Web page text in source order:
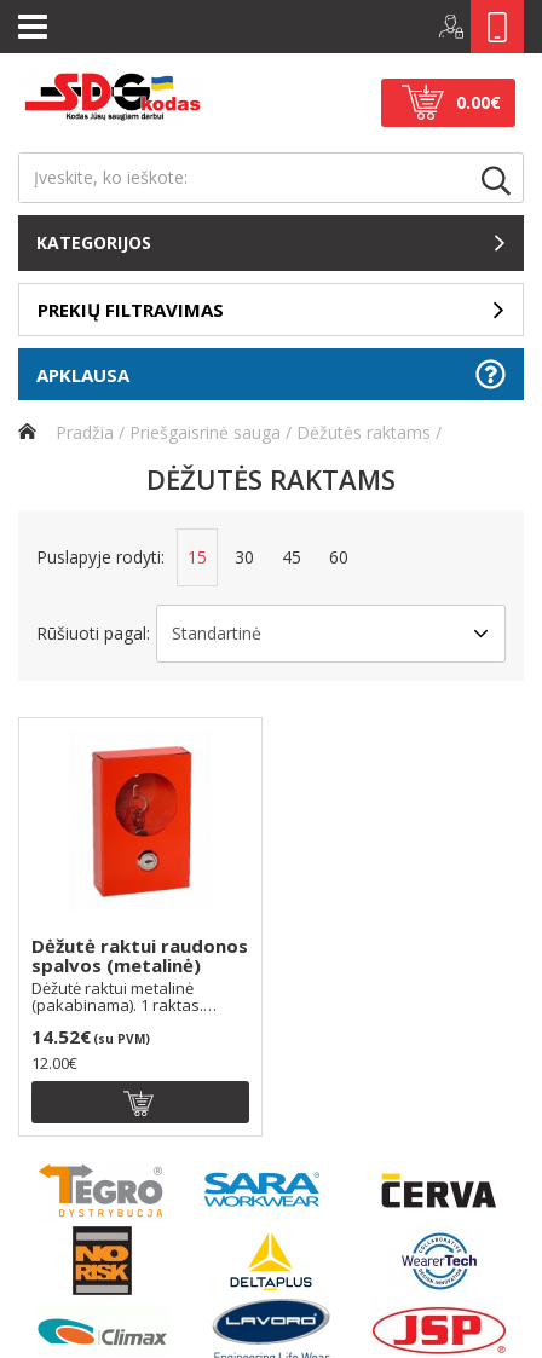
0.00€
KATEGORIJOS
PREKIŲ FILTRAVIMAS
APKLAUSA
Pradžia Priešgaisrinė sauga Dėžutės raktams
DĖŽUTĖS RAKTAMS
Puslapyje rodyti: 15 30 45 60
Rūšiuoti pagal:
Dėžutė raktui raudonos
spalvos (metalinė)
Dėžutė raktui metalinė
(pakabinama). 1 raktas.
Spalva: raudona...
14.52€ (su PVM)
12.00€